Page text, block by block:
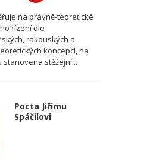
na právně-teoretické
řízení dle
rakouských a
koncepcí, na
stěžejní...
Pocta Jiřímu
Spáčilovi